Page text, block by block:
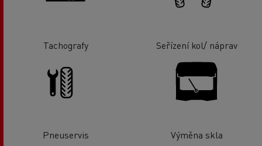
Tachografy Seřízení kol/ náprav
Pneuservis Výměna skla